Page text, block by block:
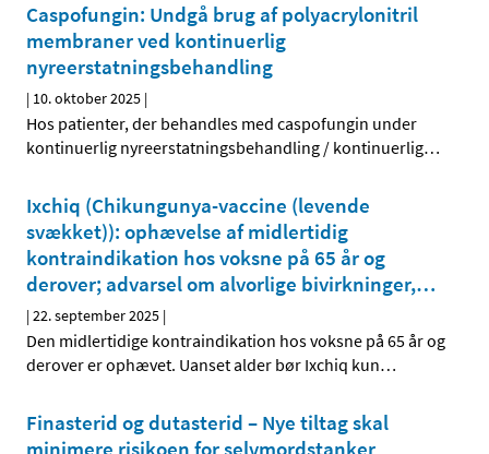
Caspofungin: Undgå brug af polyacrylonitril
membraner ved kontinuerlig
nyreerstatningsbehandling
| 10. oktober 2025 |
Hos patienter, der behandles med caspofungin under
kontinuerlig nyreerstatningsbehandling / kontinuerlig…
Ixchiq (Chikungunya-vaccine (levende
svækket)): ophævelse af midlertidig
kontraindikation hos voksne på 65 år og
derover; advarsel om alvorlige bivirkninger,…
|22. september 2025 |
Den midlertidige kontraindikation hos voksne på 65 år og
derover er ophævet. Uanset alder bør Ixchiq kun…
Finasterid og dutasterid – Nye tiltag skal